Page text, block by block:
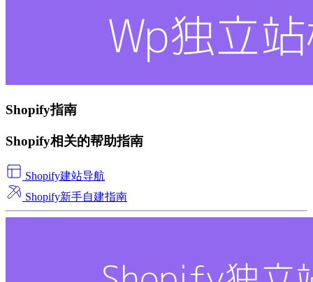
Shopify指南
Shopify相关的帮助指南
Shopify建站导航
Shopify新手自建指南